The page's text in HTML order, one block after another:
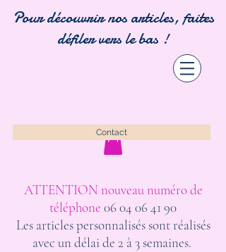
Pour découvrir nos articles, faites
défiler vers le bas !
Contact
ATTENTION nouveau numéro de
téléphone 06 04 06 41 90
Les articles personnalisés sont réalisés
avec un délai de 2 à 3 semaines.